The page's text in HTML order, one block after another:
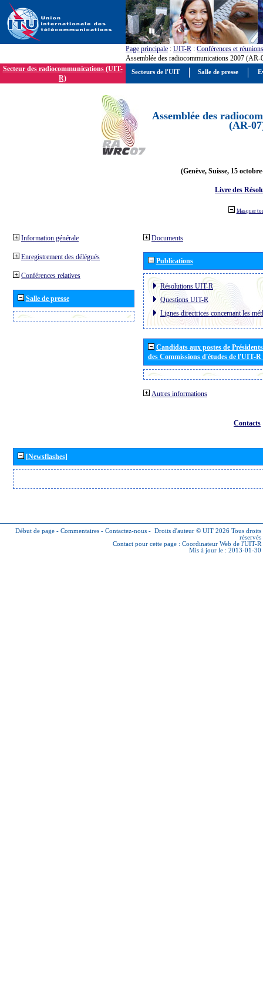
Page principale : UIT-R : Conférences et réunions
Assemblée des radiocommunications 2007 (AR-
Secteur des radiocommunications (UIT-
R)
Assemblée des
(AR-
(Genève, Suisse, 15
Livre des
Masquer
Information générale
Enregistrement des délégués
Conférences relatives
Salle de presse
Documents
Publications
Résolutions UIT-R
Questions UIT-R
Lignes directrices concernant les
Candidats aux postes de
des Commissions d'études de l'UIT-
Autres informations
Contacts
[Newsflashes]
Début de page - Commentaires - Contactez-nous - Droits d'auteur © UIT 2026 Tous droits
réservés
Contact pour cette page : Coordinateur Web de l'UIT-R
Mis à jour le : 2013-01-30
Secteurs de l'UIT Salle de presse